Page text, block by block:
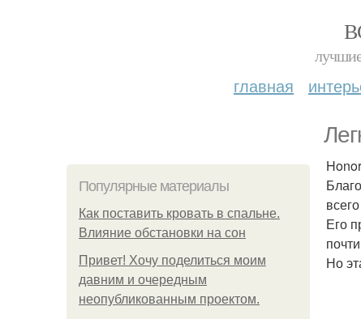
главная
Популярные материалы
Как поставить кровать в спальне.
Влияние обстановки на сон
Привет! Хочу поделиться моим
давним и очередным
неопубликованным проектом.
Его
Но